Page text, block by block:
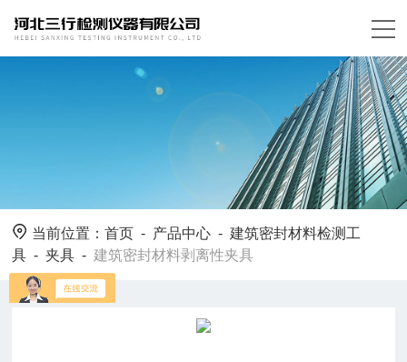
当前位置：首页 - 产品中心 -建筑密封材料检测工
具 -夹具 - 建筑密封材料剥离性夹具